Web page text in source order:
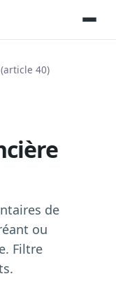
10 h
40)
de
ou
Filtre